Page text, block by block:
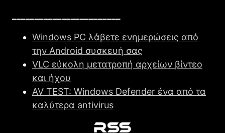
Windows PC λάβετε ενημερώσεις από
την Android συσκευή σας
VLC εύκολη μετατροπή αρχείων βίντεο
και ήχου
AV TEST: Windows Defender ένα από τα
καλύτερα antivirus